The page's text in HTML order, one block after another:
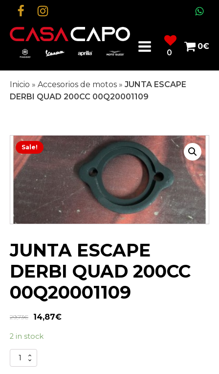
0
0€
Inicio » Accesorios de motos » JUNTA ESCAPE
DERBI QUAD 200CC 00Q20001109
Sale!
JUNTA ESCAPE
DERBI QUAD 200CC
00Q20001109
29,73€ 14,87€
2 in stock
JUNTA
ESCAPE